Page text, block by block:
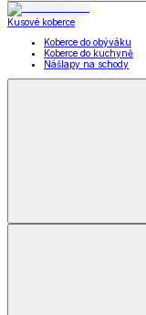
Kusové koberce
Koberce do obýváku
Koberce do kuchyně
Nášlapy na schody